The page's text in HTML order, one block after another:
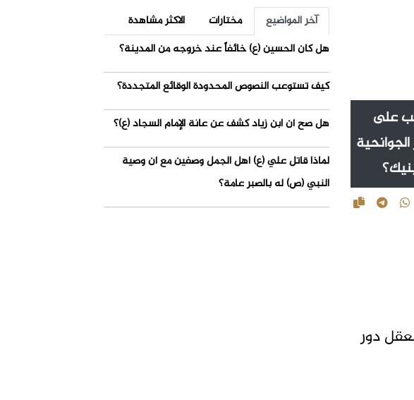
على
دور
آخر المواضيع مختارات
الاكثر مشاهدة
هل كان الحسين (ع) خائفاً عند خروجه من المدينة؟
كيف تستوعب النصوص المحدودة الوقائع المتجددة؟
هل صح أن ابن زياد كشف عن عانة الإمام السجاد (ع)؟
لماذا قاتل علي (ع) أهل الجمل وصفين مع أن وصية
النبي (ص) له بالصبر عامة؟